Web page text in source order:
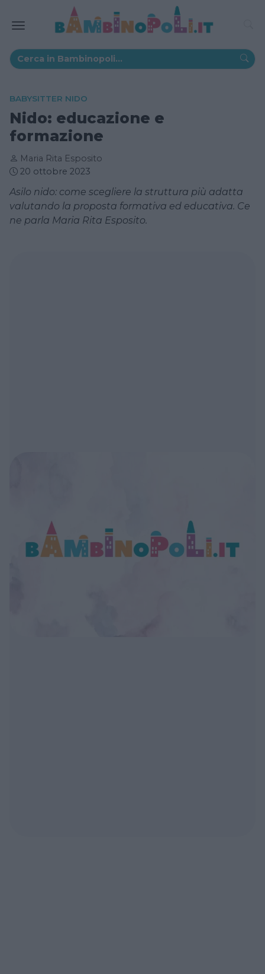
BABYSITTER NIDO
Nido: educazione e
formazione
Maria Rita Esposito
20 ottobre 2023
Asilo nido: come scegliere la struttura più adatta
valutando la proposta formativa ed educativa. Ce
ne parla Maria Rita Esposito.